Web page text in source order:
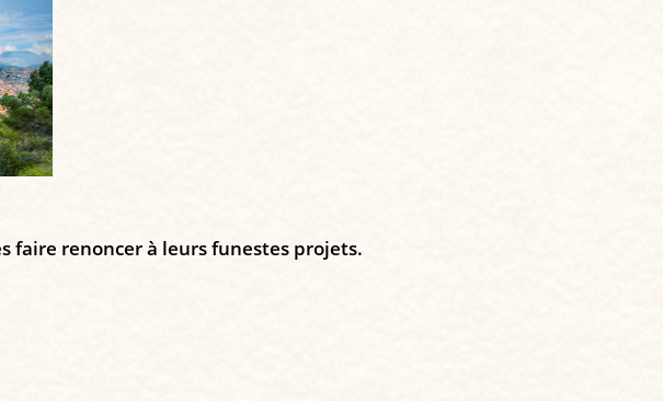
faire renoncer à leurs funestes projets.